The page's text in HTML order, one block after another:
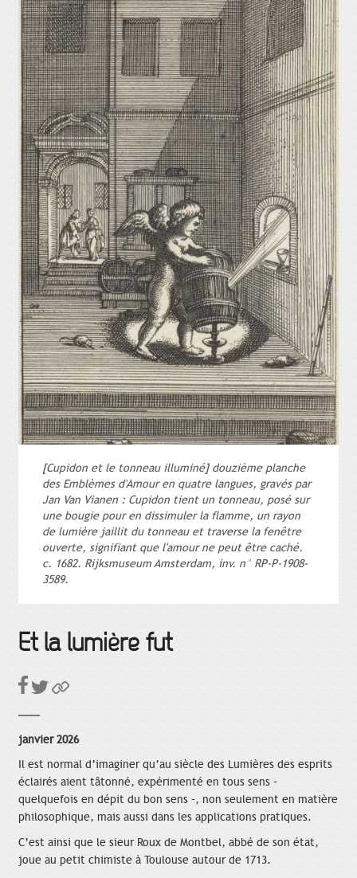
[Cupidon et le tonneau illuminé] douzième planche
des Emblèmes d'Amour en quatre langues, gravés par
Jan Van Vianen : Cupidon tient un tonneau, posé sur
une bougie pour en dissimuler la flamme, un rayon
de lumière jaillit du tonneau et traverse la fenêtre
ouverte, signifiant que l'amour ne peut être caché.
c. 1682. Rijksmuseum Amsterdam, inv. n° RP-P-1908-
3589.
Et la lumière fut
janvier 2026
Il est normal d’imaginer qu’au siècle des Lumières des esprits
éclairés aient tâtonné, expérimenté en tous sens –
quelquefois en dépit du bon sens –, non seulement en matière
philosophique, mais aussi dans les applications pratiques.
C’est ainsi que le sieur Roux de Montbel, abbé de son état,
joue au petit chimiste à Toulouse autour de 1713.